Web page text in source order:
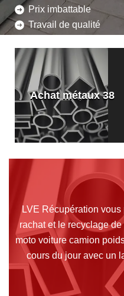
Prix imbattable
Travail de qualité
Achat métaux 38
LVE Récupération
rachat et le recyclage
moto voiture camion
cours du jour avec un